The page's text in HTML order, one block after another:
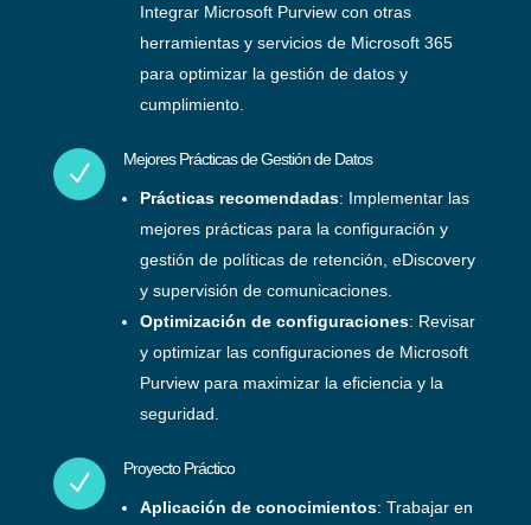
Integrar Microsoft Purview con otras
herramientas y servicios de Microsoft 365
para optimizar la gestión de datos y
cumplimiento.
N Mejores Prácticas de Gestión de Datos
Prácticas recomendadas: Implementar las
mejores prácticas para la configuración y
gestión de políticas de retención, eDiscovery
y supervisión de comunicaciones.
Optimización de configuraciones: Revisar
y optimizar las configuraciones de Microsoft
Purview para maximizar la eficiencia y la
seguridad.
N Proyecto Práctico
Aplicación de conocimientos: Trabajar en